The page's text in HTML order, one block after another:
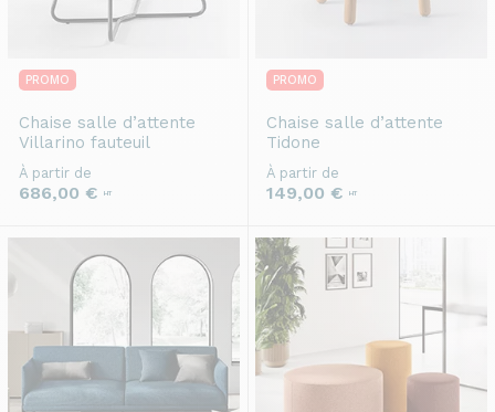
PROMO
Chaise salle d’attente
Villarino fauteuil
À partir de
686,00 € HT
PROMO
Chaise salle d’attente
Tidone
À partir de
149,00 € HT